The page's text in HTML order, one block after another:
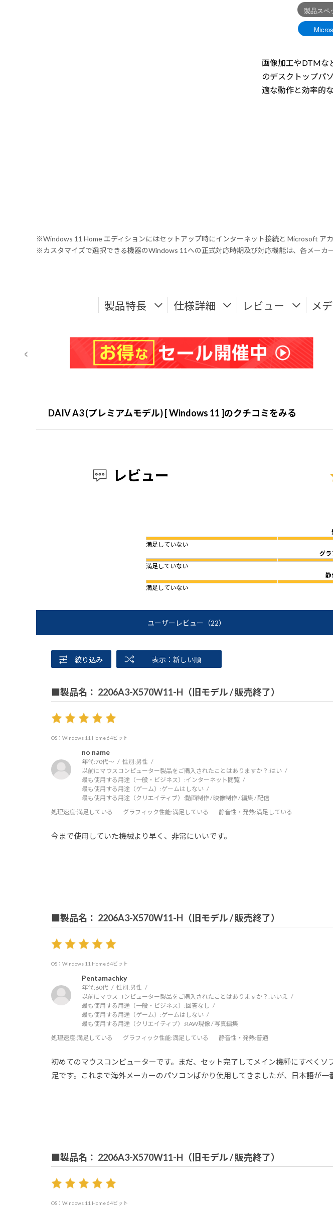
画像加工やDTMな
のデスクトップパ
適な動作と効率的
※Windows 11 Home エディションにはセットアップ時にインターネット接続と Microsoft アカ
※カスタマイズで選択できる機器のWindows 11への正式対応時期及び対応機能は、各メーカ
製品特長 仕様詳細 レビュー メ
DAIV A3 (プレミアムモデル) [ Windows 11 ]のクチコミをみる
レビュー
満足していない
グラ
満足していない
静
満足していない
ユーザーレビュー （22）
絞り込み 表示：新しい順
■製品名： 2206A3-X570W11-H（旧モデル / 販売終了）
OS：Windows 11 Home 64ビット
no name
年代:70代～ 性別:男性
以前にマウスコンピューター製品をご購入されたことはありますか？:はい
最も使用する用途（一般・ビジネス）:インターネット閲覧
最も使用する用途（ゲーム）:ゲームはしない
最も使用する用途（クリエイティブ）:動画制作 / 映像制作 / 編集 / 配信
処理速度:満足している グラフィック性能:満足している 静音性・発熱:満足している
今まで使用していた機械より早く、非常にいいです。
■製品名： 2206A3-X570W11-H（旧モデル / 販売終了）
OS：Windows 11 Home 64ビット
Pentamachky
年代:60代 性別:男性
以前にマウスコンピューター製品をご購入されたことはありますか？: いいえ
最も使用する用途（一般・ビジネス）: 回答なし
最も使用する用途（ゲーム）:ゲームはしない
最も使用する用途（クリエイティブ）:RAW現像 / 写真編集
処理速度:満足している グラフィック性能:満足している 静音性・発熱:普通
初めてのマウスコンピューターです。まだ、セット完了してメイン機種にすべく
足です。これまで海外メーカーのパソコンばかり使用してきましたが、日本語が一
■製品名： 2206A3-X570W11-H（旧モデル / 販売終了）
OS：Windows 11 Home 64ビット